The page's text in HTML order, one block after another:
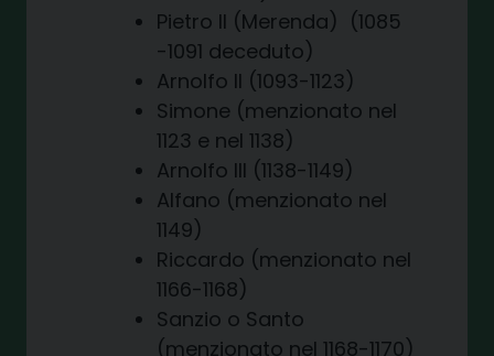
Pietro II (Merenda) (1085
-1091 deceduto)
Arnolfo II (1093-1123)
Simone (menzionato nel
1123 e nel 1138)
Arnolfo III (1138-1149)
Alfano (menzionato nel
1149)
Riccardo (menzionato nel
1166-1168)
Sanzio o Santo
(menzionato nel 1168-1170)